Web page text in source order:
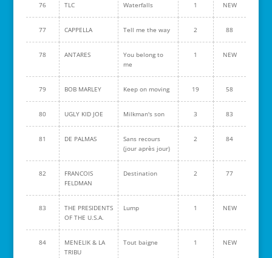
76 TLC Waterfalls 1 NEW
77 CAPPELLA Tell me the way 2 88
78 ANTARES
You belong to
me
1 NEW
79 BOB MARLEY Keep on moving 19 58
80 UGLY KID JOE Milkman's son 3 83
81 DE PALMAS
Sans recours
(jour après jour)
2 84
82
FRANCOIS
FELDMAN
Destination 2 77
83
THE PRESIDENTS
OF THE U.S.A.
Lump 1 NEW
84
MENELIK & LA
TRIBU
Tout baigne 1 NEW